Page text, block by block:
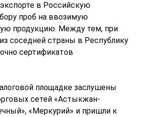
в Российскую
проб на ввозимую
продукцию. Между тем, при
соседней страны в Республику
сертификатов
площадке заслушены
сетей «Астыкжан-
«Меркурий» и пришли к